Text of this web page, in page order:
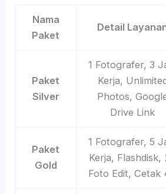
Nama
Paket
Detail
Paket
Silver
1 Fotografer, 3
Kerja,
Photos,
Drive Link
Paket
Gold
1 Fotografer, 5
Kerja, Flashdisk,
Foto Edit, Cetak